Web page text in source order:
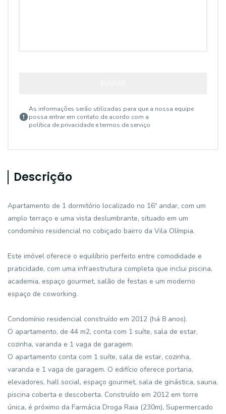
As informações serão utilizadas para que a nossa equipe
possa entrar em contato de acordo com a
política de privacidade e termos de serviço
Descrição
Apartamento de 1 dormitório localizado no 16º andar, com um
amplo terraço e uma vista deslumbrante, situado em um
condomínio residencial no cobiçado bairro da Vila Olímpia.
Este imóvel oferece o equilíbrio perfeito entre comodidade e
praticidade, com uma infraestrutura completa que inclui piscina,
academia, espaço gourmet, salão de festas e um moderno
espaço de coworking.
Condomínio residencial construído em 2012 (há 8 anos).
O apartamento, de 44 m2, conta com 1 suíte, sala de estar,
cozinha, varanda e 1 vaga de garagem.
O apartamento conta com 1 suíte, sala de estar, cozinha,
varanda e 1 vaga de garagem. O edifício oferece portaria,
elevadores, hall social, espaço gourmet, sala de ginástica, sauna,
piscina coberta e descoberta. Construído em 2012 em torre
única, é próximo da Farmácia Droga Raia (230m), Supermercado